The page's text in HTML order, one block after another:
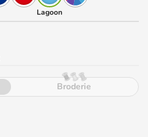
Lagoon
Broderie